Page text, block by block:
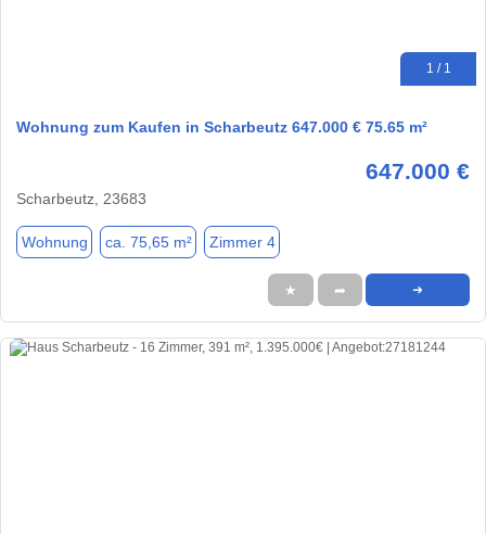
1 / 1
Wohnung zum Kaufen in Scharbeutz 647.000 € 75.65 m²
647.000 €
Scharbeutz, 23683
Wohnung ca. 75,65 m² Zimmer 4
★ ➦ ➜